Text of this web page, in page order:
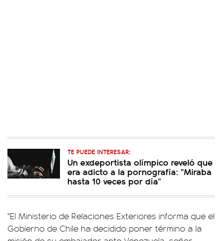
TE PUEDE INTERESAR:
Un exdeportista olímpico reveló que
era adicto a la pornografía: "Miraba
hasta 10 veces por día"
"El Ministerio de Relaciones Exteriores informa que el
Gobierno de Chile ha decidido poner término a la